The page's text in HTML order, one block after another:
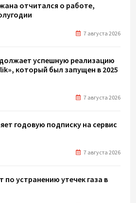
отчитался о работе,
7 августа 2026
успешную реализацию
который был запущен в 2025
7 августа 2026
годовую подписку на сервис
7 августа 2026
по устранению утечек газа в